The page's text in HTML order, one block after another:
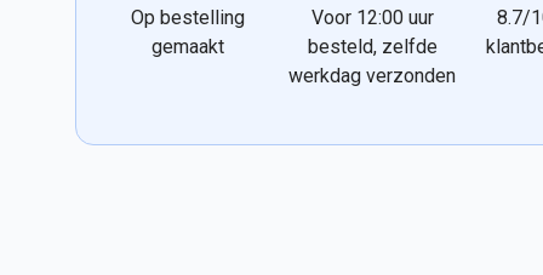
Op bestelling
gemaakt
Voor 12:00 uur
besteld, zelfde
werkdag verzonden
8.7/